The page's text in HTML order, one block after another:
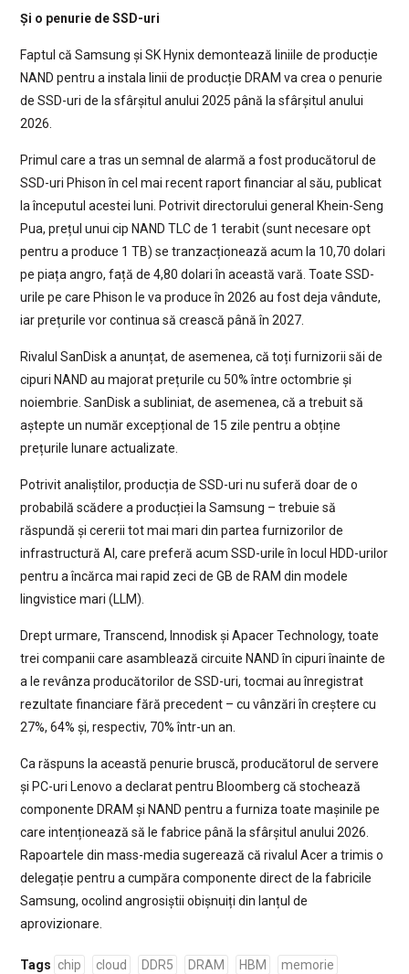
Și o penurie de SSD-uri
Faptul că Samsung și SK Hynix demontează liniile de producție
NAND pentru a instala linii de producție DRAM va crea o penurie
de SSD-uri de la sfârșitul anului 2025 până la sfârșitul anului
2026.
Primul care a tras un semnal de alarmă a fost producătorul de
SSD-uri Phison în cel mai recent raport financiar al său, publicat
la începutul acestei luni. Potrivit directorului general Khein-Seng
Pua, prețul unui cip NAND TLC de 1 terabit (sunt necesare opt
pentru a produce 1 TB) se tranzacționează acum la 10,70 dolari
pe piața angro, față de 4,80 dolari în această vară. Toate SSD-
urile pe care Phison le va produce în 2026 au fost deja vândute,
iar prețurile vor continua să crească până în 2027.
Rivalul SanDisk a anunțat, de asemenea, că toți furnizorii săi de
cipuri NAND au majorat prețurile cu 50% între octombrie și
noiembrie. SanDisk a subliniat, de asemenea, că a trebuit să
aștepte un număr excepțional de 15 zile pentru a obține
prețurile lunare actualizate.
Potrivit analiștilor, producția de SSD-uri nu suferă doar de o
probabilă scădere a producției la Samsung – trebuie să
răspundă și cererii tot mai mari din partea furnizorilor de
infrastructură AI, care preferă acum SSD-urile în locul HDD-urilor
pentru a încărca mai rapid zeci de GB de RAM din modele
lingvistice mari (LLM).
Drept urmare, Transcend, Innodisk și Apacer Technology, toate
trei companii care asamblează circuite NAND în cipuri înainte de
a le revânza producătorilor de SSD-uri, tocmai au înregistrat
rezultate financiare fără precedent – cu vânzări în creștere cu
27%, 64% și, respectiv, 70% într-un an.
Ca răspuns la această penurie bruscă, producătorul de servere
și PC-uri Lenovo a declarat pentru Bloomberg că stochează
componente DRAM și NAND pentru a furniza toate mașinile pe
care intenționează să le fabrice până la sfârșitul anului 2026.
Rapoartele din mass-media sugerează că rivalul Acer a trimis o
delegație pentru a cumpăra componente direct de la fabricile
Samsung, ocolind angrosiștii obișnuiți din lanțul de
aprovizionare.
Tags chip cloud DDR5 DRAM HBM memorie